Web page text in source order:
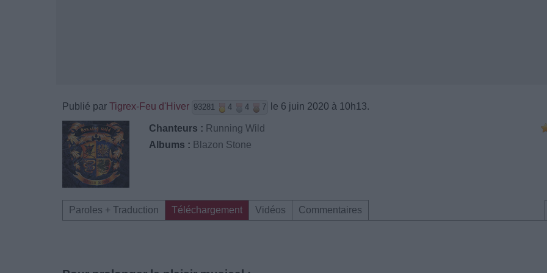
Publié par Tigrex-Feu d'Hiver 93281 4 4 7 le 6 juin 2020 à 10h13.
Chanteurs : Running Wild
Albums : Blazon Stone
Paroles + Traduction Téléchargement Vidéos Commentaires